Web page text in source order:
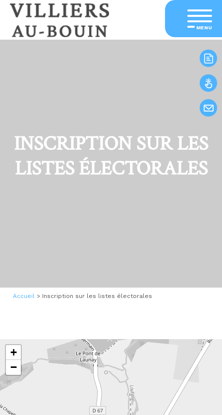
MENU
INSCRIPTION SUR LES
LISTES ÉLECTORALES
Accueil > Inscription sur les listes électorales
+
−